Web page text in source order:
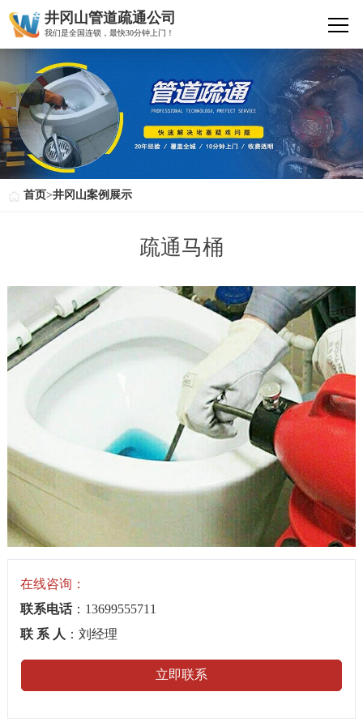
井冈山管道疏通公司
我们是全国连锁，最快30分钟上门！
首页>井冈山案例展示
疏通马桶
在线咨询：
联系电话：13699555711
联 系 人 ：刘经理
立即联系